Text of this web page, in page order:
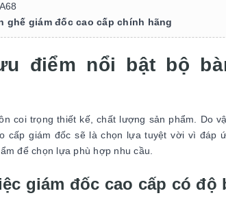
ghế giám đốc cao cấp chính hãng
điểm nổi bật bộ
coi trọng thiết kế, chất lượng sản phẩm. Do
cấp giám đốc sẽ là chọn lựa tuyệt vời vì đáp
để chọn lựa phù hợp nhu cầu.
giám đốc cao cấp có độ